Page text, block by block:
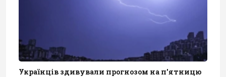
Українців здивували прогнозом на п'ятницю